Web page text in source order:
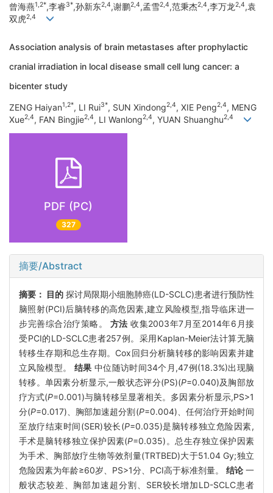
曾海燕1,2*,李睿3*,孙新东2,4,谢鹏2,4,孟雪2,4,范秉杰2,4,李万龙2,4,袁
双虎2,4
Association analysis of brain metastases after prophylactic
cranial irradiation in local disease small cell lung cancer: a
bicenter study
ZENG Haiyan1,2*, LI Rui3*, SUN Xindong2,4, XIE Peng2,4, MENG
Xue2,4, FAN Bingjie2,4, LI Wanlong2,4, YUAN Shuanghu2,4
PDF (PC)
327
摘要/Abstract
摘要： 目的 探讨局限期小细胞肺癌(LD-SCLC)患者进行预防性
脑照射(PCI)后脑转移的高危因素,建立风险模型,指导临床进一
步完善综合治疗策略。 方法 收集2003年7月至2014年6月接
受PCI的LD-SCLC患者257例。采用Kaplan-Meier法计算无脑
转移生存期和总生存期。Cox回归分析脑转移的影响因素并建
立风险模型。 结果 中位随访时间34个月,47例(18.3%)出现脑
转移。单因素分析显示,一般状态评分(PS)(P=0.040)及胸部放
疗方式(P=0.001)与脑转移呈显著相关。多因素分析显示,PS>1
分(P=0.017)、胸部加速超分割(P=0.004)、任何治疗开始时间
至放疗结束时间(SER)较长(P=0.035)是脑转移独立危险因素,
手术是脑转移独立保护因素(P=0.035)。总生存独立保护因素
为手术、胸部放疗生物等效剂量(TRTBED)大于51.04 Gy;独立
危险因素为年龄≥60岁、PS>1分、PCI高于标准剂量。 结论 一
般状态较差、胸部加速超分割、SER较长增加LD-SCLC患者